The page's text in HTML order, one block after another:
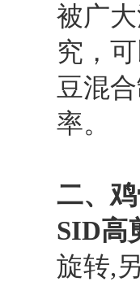
被广
究，
豆混
率。
二、
SID高
旋转,